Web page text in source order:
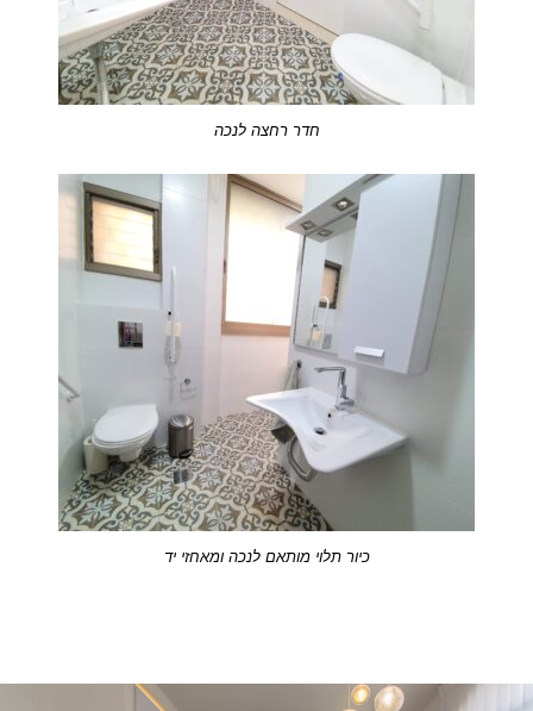
חדר רחצה לנכה
כיור תלוי מותאם לנכה ומאחזי יד